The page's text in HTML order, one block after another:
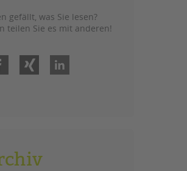
gefällt, was Sie lesen?
teilen Sie es mit anderen!
Facebook